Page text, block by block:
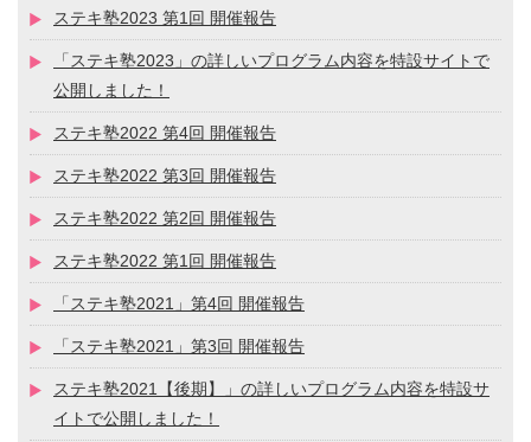
ステキ塾2023 第1回 開催報告
「ステキ塾2023」の詳しいプログラム内容を特設サイトで
公開しました！
ステキ塾2022 第4回 開催報告
ステキ塾2022 第3回 開催報告
ステキ塾2022 第2回 開催報告
ステキ塾2022 第1回 開催報告
「ステキ塾2021」第4回 開催報告
「ステキ塾2021」第3回 開催報告
ステキ塾2021【後期】」の詳しいプログラム内容を特設サ
イトで公開しました！